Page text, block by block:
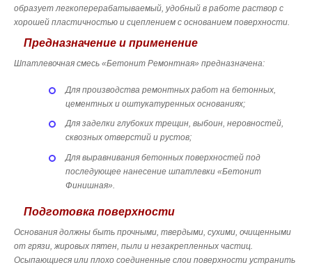
образует легкоперерабатываемый, удобный в работе раствор с
хорошей пластичностью и сцеплением с основанием поверхности.
Предназначение и применение
Шпатлевочная смесь «Бетонит Ремонтная» предназначена:
Для производства ремонтных работ на бетонных,
цементных и оштукатуренных основаниях;
Для заделки глубоких трещин, выбоин, неровностей,
сквозных отверстий и рустов;
Для выравнивания бетонных поверхностей под
последующее нанесение шпатлевки «Бетонит
Финишная».
Подготовка поверхности
Основания должны быть прочными, твердыми, сухими, очищенными
от грязи, жировых пятен, пыли и незакрепленных частиц.
Осыпающиеся или плохо соединенные слои поверхности устранить